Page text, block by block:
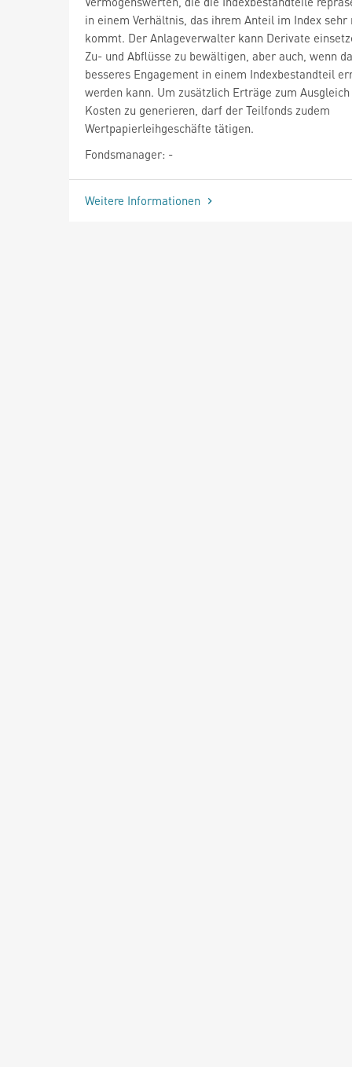
in einem Verhältnis, das ihrem Anteil im Index sehr
kommt. Der Anlageverwalter kann Derivate
Zu- und Abflüsse zu bewältigen, aber auch, wenn
besseres Engagement in einem Indexbestandteil
werden kann. Um zusätzlich Erträge zum
Kosten zu generieren, darf der Teilfonds zudem
Wertpapierleihgeschäfte tätigen.
Fondsmanager: -
Weitere Informationen